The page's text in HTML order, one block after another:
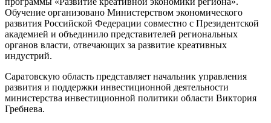
Обучение организовано Министерством экономического
развития Российской Федерации совместно с Президентской
академией и объединило представителей региональных
органов власти, отвечающих за развитие креативных
индустрий.
Саратовскую область представляет начальник управления
развития и поддержки инвестиционной деятельности
министерства инвестиционной политики области Виктория
Гребнева.